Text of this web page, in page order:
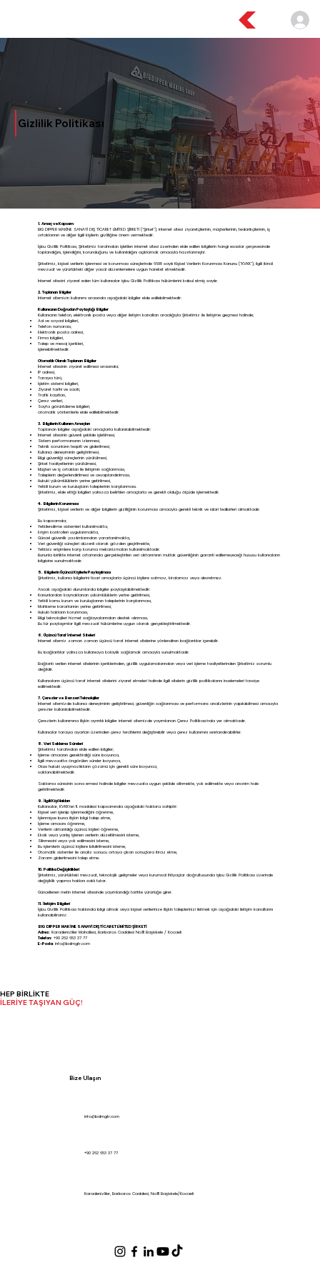
Gizlilik Politikası
1. Amaç ve Kapsam
BIG DIPPER MAKİNE SANAYİ DIŞ TİCARET LİMİTED ŞİRKETİ ("Şirket"), internet sitesi ziyaretçilerinin, müşterilerinin, tedarikçilerinin, iş
ortaklarının ve diğer ilgili kişilerin gizliliğine önem vermektedir.
İşbu Gizlilik Politikası, Şirketimiz tarafından işletilen internet sitesi üzerinden elde edilen bilgilerin hangi esaslar çerçevesinde
toplandığını, işlendiğini, korunduğunu ve kullanıldığını açıklamak amacıyla hazırlanmıştır.
Şirketimiz, kişisel verilerin işlenmesi ve korunması süreçlerinde 6698 sayılı Kişisel Verilerin Korunması Kanunu ("KVKK"), ilgili ikincil
mevzuat ve yürürlükteki diğer yasal düzenlemelere uygun hareket etmektedir.
İnternet sitesini ziyaret eden tüm kullanıcılar işbu Gizlilik Politikası hükümlerini kabul etmiş sayılır.
2. Toplanan Bilgiler
İnternet sitemizin kullanımı sırasında aşağıdaki bilgiler elde edilebilmektedir:
Kullanıcının Doğrudan Paylaştığı Bilgiler
Kullanıcının telefon, elektronik posta veya diğer iletişim kanalları aracılığıyla Şirketimiz ile iletişime geçmesi halinde;
Ad ve soyad bilgileri,
Telefon numarası,
Elektronik posta adresi,
Firma bilgileri,
Talep ve mesaj içerikleri,
işlenebilmektedir.
Otomatik Olarak Toplanan Bilgiler
İnternet sitesinin ziyaret edilmesi sırasında;
IP adresi,
Tarayıcı türü,
İşletim sistemi bilgileri,
Ziyaret tarihi ve saati,
Trafik kayıtları,
Çerez verileri,
Sayfa görüntüleme bilgileri,
otomatik yöntemlerle elde edilebilmektedir.
3. Bilgilerin Kullanım Amaçları
Toplanan bilgiler aşağıdaki amaçlarla kullanılabilmektedir:
İnternet sitesinin güvenli şekilde işletilmesi,
Sistem performansının izlenmesi,
Teknik sorunların tespiti ve giderilmesi,
Kullanıcı deneyiminin geliştirilmesi,
Bilgi güvenliği süreçlerinin yürütülmesi,
Şirket faaliyetlerinin yürütülmesi,
Müşteri ve iş ortakları ile iletişimin sağlanması,
Taleplerin değerlendirilmesi ve cevaplandırılması,
Hukuki yükümlülüklerin yerine getirilmesi,
Yetkili kurum ve kuruluşların taleplerinin karşılanması.
Şirketimiz, elde ettiği bilgileri yalnızca belirtilen amaçlarla ve gerekli olduğu ölçüde işlemektedir.
4. Bilgilerin Korunması
Şirketimiz, kişisel verilerin ve diğer bilgilerin gizliliğinin korunması amacıyla gerekli teknik ve idari tedbirleri almaktadır.
Bu kapsamda;
Yetkilendirme sistemleri kullanılmakta,
Erişim kontrolleri uygulanmakta,
Güncel güvenlik yazılımlarından yararlanılmakta,
Veri güvenliği süreçleri düzenli olarak gözden geçirilmekte,
Yetkisiz erişimlere karşı koruma mekanizmaları kullanılmaktadır.
Bununla birlikte internet ortamında gerçekleştirilen veri aktarımının mutlak güvenliğinin garanti edilemeyeceği hususu kullanıcıların
bilgisine sunulmaktadır.
5. Bilgilerin Üçüncü Kişilerle Paylaşılması
Şirketimiz, kullanıcı bilgilerini ticari amaçlarla üçüncü kişilere satmaz, kiralamaz veya devretmez.
Ancak aşağıdaki durumlarda bilgiler paylaşılabilmektedir:
Kanunlardan kaynaklanan yükümlülüklerin yerine getirilmesi,
Yetkili kamu kurum ve kuruluşlarının taleplerinin karşılanması,
Mahkeme kararlarının yerine getirilmesi,
Hukuki hakların korunması,
Bilgi teknolojileri hizmet sağlayıcılarından destek alınması,
Bu tür paylaşımlar ilgili mevzuat hükümlerine uygun olarak gerçekleştirilmektedir.
6. Üçüncü Taraf İnternet Siteleri
İnternet sitemiz zaman zaman üçüncü taraf internet sitelerine yönlendiren bağlantılar içerebilir.
Bu bağlantılar yalnızca kullanıcıya kolaylık sağlamak amacıyla sunulmaktadır.
Bağlantı verilen internet sitelerinin içeriklerinden, gizlilik uygulamalarından veya veri işleme faaliyetlerinden Şirketimiz sorumlu
değildir.
Kullanıcıların üçüncü taraf internet sitelerini ziyaret etmeleri halinde ilgili sitelerin gizlilik politikalarını incelemeleri tavsiye
edilmektedir.
7. Çerezler ve Benzeri Teknolojiler
İnternet sitemizde kullanıcı deneyiminin geliştirilmesi, güvenliğin sağlanması ve performans analizlerinin yapılabilmesi amacıyla
çerezler kullanılabilmektedir.
Çerezlerin kullanımına ilişkin ayrıntılı bilgiler internet sitemizde yayımlanan Çerez Politikası'nda yer almaktadır.
Kullanıcılar tarayıcı ayarları üzerinden çerez tercihlerini değiştirebilir veya çerez kullanımını sınırlandırabilirler.
8. Veri Saklama Süreleri
Şirketimiz tarafından elde edilen bilgiler;
İşleme amacının gerektirdiği süre boyunca,
İlgili mevzuatta öngörülen süreler boyunca,
Olası hukuki uyuşmazlıkların çözümü için gerekli süre boyunca,
saklanabilmektedir.
Saklama süresinin sona ermesi halinde bilgiler mevzuata uygun şekilde silinmekte, yok edilmekte veya anonim hale
getirilmektedir.
9. İlgili Kişi Hakları
Kullanıcılar, KVKK'nın 11. maddesi kapsamında aşağıdaki haklara sahiptir:
Kişisel veri işlenip işlenmediğini öğrenme,
İşlenmişse buna ilişkin bilgi talep etme,
İşleme amacını öğrenme,
Verilerin aktarıldığı üçüncü kişileri öğrenme,
Eksik veya yanlış işlenen verilerin düzeltilmesini isteme,
Silinmesini veya yok edilmesini isteme,
Bu işlemlerin üçüncü kişilere bildirilmesini isteme,
Otomatik sistemler ile analiz sonucu ortaya çıkan sonuçlara itiraz etme,
Zararın giderilmesini talep etme.
10. Politika Değişiklikleri
Şirketimiz, yürürlükteki mevzuat, teknolojik gelişmeler veya kurumsal ihtiyaçlar doğrultusunda işbu Gizlilik Politikası üzerinde
değişiklik yapma hakkını saklı tutar.
Güncellenen metin internet sitesinde yayımlandığı tarihte yürürlüğe girer.
11. İletişim Bilgileri
İşbu Gizlilik Politikası hakkında bilgi almak veya kişisel verilerinize ilişkin taleplerinizi iletmek için aşağıdaki iletişim kanallarını
kullanabilirsiniz:
BIG DIPPER MAKİNE SANAYİ DIŞ TİCARET LİMİTED ŞİRKETİ
Adres: Karadenizliler Mahallesi, Barbaros Caddesi No:111 Başiskele / Kocaeli
Telefon: +90 262 653 37 77
E-Posta:info@bdmgtr.com
HEP BİRLİKTE
İLERİYE TAŞIYAN GÜÇ!
Bize Ulaşın
info@bdmgtr.com
+90 262 653 37 77
Karadenizliler, Barbaros Caddesi, No:111 Başiskele/Kocaeli